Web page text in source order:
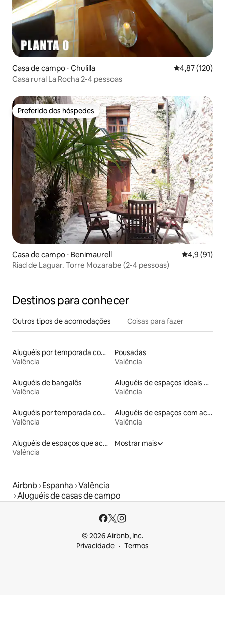
Casa de campo ⋅ Chulilla 4,87 de uma
4,87 (120)
Casa rural La Rocha 2-4 pessoas
Preferido dos hóspedes
Preferido dos hóspedes
Casa de campo ⋅ Benimaurell 4,9 de uma
4,9 (91)
Riad de Laguar. Torre Mozarabe (2-4 pessoas)
Destinos para conhecer
Outros tipos de acomodações Coisas para fazer
Aluguéis por temporada com acesso à praia
Valência
Pousadas
Valência
Aluguéis de bangalôs
Valência
Aluguéis de espaços ideais para famílias
Valência
Aluguéis por temporada com banheiro para PCD
Valência
Aluguéis de espaços com acesso direto a pistas de esqui
Valência
Aluguéis de espaços que aceitam animais de estimação
Valência
Mostrar mais
Airbnb Espanha Valência
Aluguéis de casas de campo
© 2026 Airbnb, Inc.
Privacidade
Termos